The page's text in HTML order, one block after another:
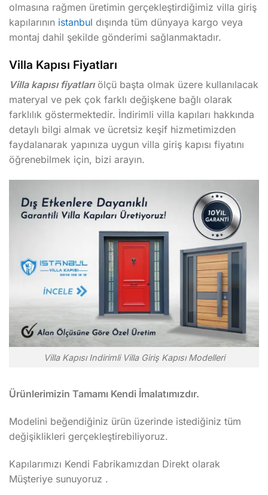
olmasına rağmen üretimin gerçekleştirdiğimiz villa giriş
kapılarının istanbul dışında tüm dünyaya kargo veya
montaj dahil şekilde gönderimi sağlanmaktadır.
Villa Kapısı Fiyatları
Villa kapısı fiyatlarıölçü başta olmak üzere kullanılacak
materyal ve pek çok farklı değişkene bağlı olarak
farklılık göstermektedir. İndirimli villa kapıları hakkında
detaylı bilgi almak ve ücretsiz keşif hizmetimizden
faydalanarak yapınıza uygun villa giriş kapısı fiyatını
öğrenebilmek için, bizi arayın.
Villa Kapısı Indirimli Villa Giriş Kapısı Modelleri
Ürünlerimizin Tamamı Kendi İmalatımızdır.
Modelini beğendiğiniz ürün üzerinde istediğiniz tüm
değişiklikleri gerçekleştirebiliyoruz.
Kapılarımızı Kendi Fabrikamızdan Direkt olarak
Müşteriye sunuyoruz .